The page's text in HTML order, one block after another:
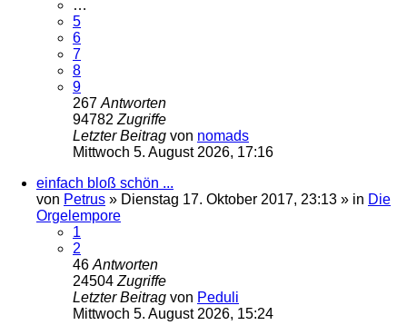
…
5
6
7
8
9
267 Antworten
94782 Zugriffe
Letzter Beitrag von nomads
Mittwoch 5. August 2026, 17:16
einfach bloß schön ...
von Petrus » Dienstag 17. Oktober 2017, 23:13 » in Die
Orgelempore
1
2
46 Antworten
24504 Zugriffe
Letzter Beitrag von Peduli
Mittwoch 5. August 2026, 15:24